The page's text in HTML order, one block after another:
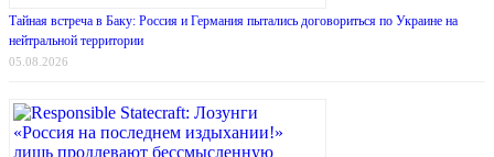
Тайная встреча в Баку: Россия и Германия пытались договориться по Украине на
нейтральной территории
05.08.2026